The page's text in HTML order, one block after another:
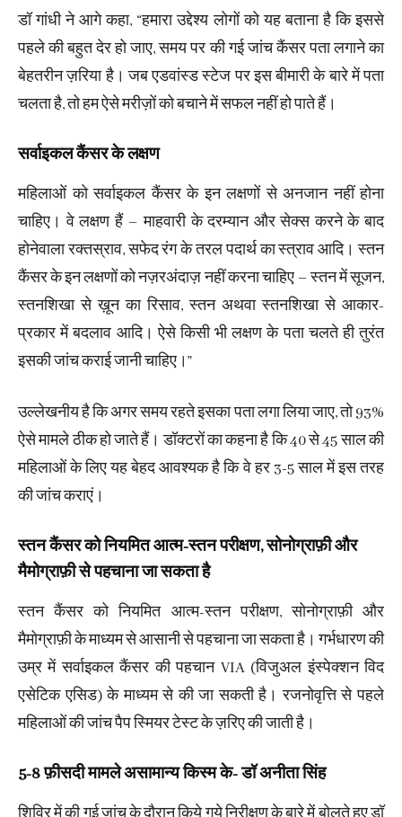
डॉ गांधी ने आगे कहा, “हमारा उद्देश्य लोगों को यह बताना है कि इससे
पहले की बहुत देर हो जाए, समय पर की गई जांच कैंसर पता लगाने का
बेहतरीन ज़रिया है। जब एडवांस्ड स्टेज पर इस बीमारी के बारे में पता
चलता है, तो हम ऐसे मरीज़ों को बचाने में सफल नहीं हो पाते हैं।
सर्वाइकल कैंसर के लक्षण
महिलाओं को सर्वाइकल कैंसर के इन लक्षणों से अनजान नहीं होना
चाहिए। वे लक्षण हैं – माहवारी के दरम्यान और सेक्स करने के बाद
होनेवाला रक्तस्राव, सफेद रंग के तरल पदार्थ का स्त्राव आदि। स्तन
कैंसर के इन लक्षणों को नज़रअंदाज़ नहीं करना चाहिए – स्तन में सूजन,
स्तनशिखा से ख़ून का रिसाव, स्तन अथवा स्तनशिखा से आकार-
प्रकार में बदलाव आदि। ऐसे किसी भी लक्षण के पता चलते ही तुरंत
इसकी जांच कराई जानी चाहिए।”
उल्लेखनीय है कि अगर समय रहते इसका पता लगा लिया जाए, तो 93%
ऐसे मामले ठीक हो जाते हैं। डॉक्टरों का कहना है कि 40 से 45 साल की
महिलाओं के लिए यह बेहद आवश्यक है कि वे हर 3-5 साल‌ में इस तरह
की जांच कराएं।
स्तन कैंसर को नियमित आत्म-स्तन परीक्षण, सोनोग्राफ़ी और
मैमोग्राफ़ी से पहचाना जा सकता है
स्तन कैंसर को नियमित आत्म-स्तन परीक्षण, सोनोग्राफ़ी और
मैमोग्राफ़ी के माध्यम से आसानी से पहचाना जा सकता है। गर्भधारण की
उम्र में सर्वाइकल कैंसर की पहचान VIA (विजुअल इंस्पेक्शन विद
एसेटिक एसिड) के माध्यम से की जा सकती है। रजनोवृत्ति से पहले
महिलाओं की जांच पैप स्मियर टेस्ट के ज़रिए की जाती है।
5-8 फ़ीसदी मामले असामान्य किस्म के- डॉ अनीता सिंह